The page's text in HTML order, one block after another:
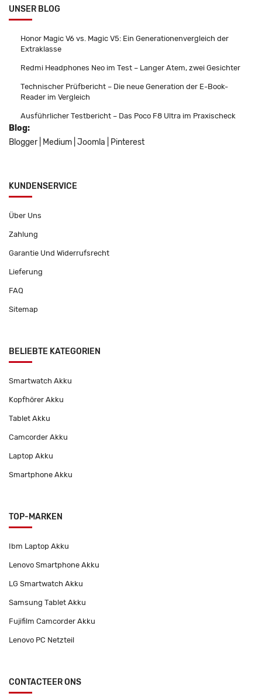
UNSER BLOG
Honor Magic V6 vs. Magic V5: Ein Generationenvergleich der
Extraklasse
Redmi Headphones Neo im Test – Langer Atem, zwei Gesichter
Technischer Prüfbericht – Die neue Generation der E-Book-
Reader im Vergleich
Ausführlicher Testbericht – Das Poco F8 Ultra im Praxischeck
Blog:
Blogger
Medium Joomla Pinterest
KUNDENSERVICE
Über Uns
Zahlung
Garantie Und Widerrufsrecht
Lieferung
FAQ
Sitemap
BELIEBTE KATEGORIEN
Smartwatch Akku
Kopfhörer Akku
Tablet Akku
Camcorder Akku
Laptop Akku
Smartphone Akku
TOP-MARKEN
Ibm Laptop Akku
Lenovo Smartphone Akku
LG Smartwatch Akku
Samsung Tablet Akku
Fujifilm Camcorder Akku
Lenovo PC Netzteil
CONTACTEER ONS